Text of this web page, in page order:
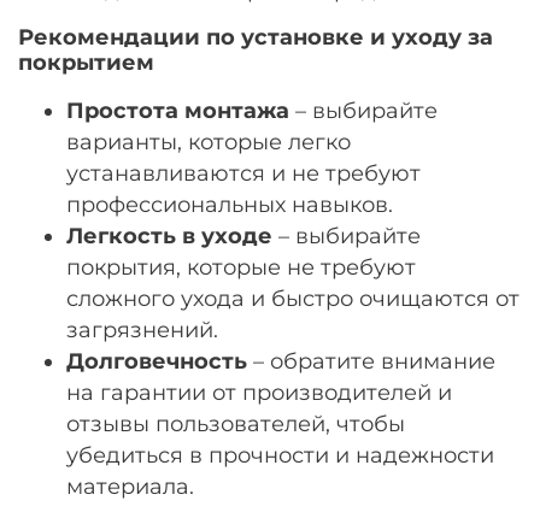
Рекомендации по установке и уходу за
покрытием
Простота монтажа – выбирайте
варианты, которые легко
устанавливаются и не требуют
профессиональных навыков.
Легкость в уходе – выбирайте
покрытия, которые не требуют
сложного ухода и быстро очищаются от
загрязнений.
Долговечность – обратите внимание
на гарантии от производителей и
отзывы пользователей, чтобы
убедиться в прочности и надежности
материала.